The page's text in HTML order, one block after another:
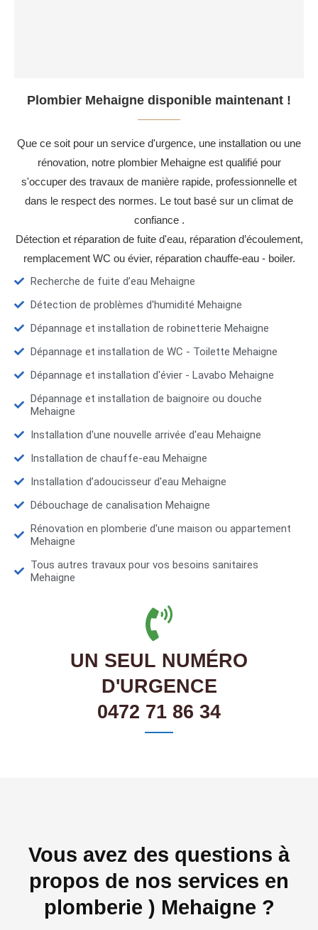
Plombier Mehaigne disponible maintenant !
Que ce soit pour un service d'urgence, une installation ou une
rénovation, notre plombier Mehaigne est qualifié pour
s'occuper des travaux de manière rapide, professionnelle et
dans le respect des normes. Le tout basé sur un climat de
confiance .
Détection et réparation de fuite d'eau, réparation d’écoulement,
remplacement WC ou évier, réparation chauffe-eau - boiler.
Recherche de fuite d’eau Mehaigne
Détection de problèmes d'humidité Mehaigne
Dépannage et installation de robinetterie Mehaigne
Dépannage et installation de WC - Toilette Mehaigne
Dépannage et installation d'évier - Lavabo Mehaigne
Dépannage et installation de baignoire ou douche
Mehaigne
Installation d'une nouvelle arrivée d'eau Mehaigne
Installation de chauffe-eau Mehaigne
Installation d’adoucisseur d'eau Mehaigne
Débouchage de canalisation Mehaigne
Rénovation en plomberie d'une maison ou appartement
Mehaigne
Tous autres travaux pour vos besoins sanitaires
Mehaigne
UN SEUL NUMÉRO
D'URGENCE
0472 71 86 34
Vous avez des questions à
propos de nos services en
plomberie ) Mehaigne ?